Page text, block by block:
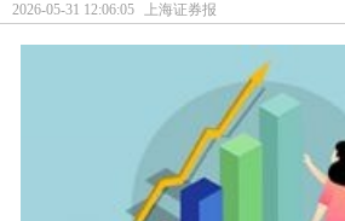
2026-05-31 12:06:05 上海证券报